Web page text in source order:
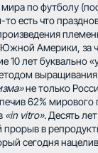
по футболу
есть что
Америки, за
10 лет буквально
не только
62% мирового
«in vitro».Десять
прорыв в
сегодня